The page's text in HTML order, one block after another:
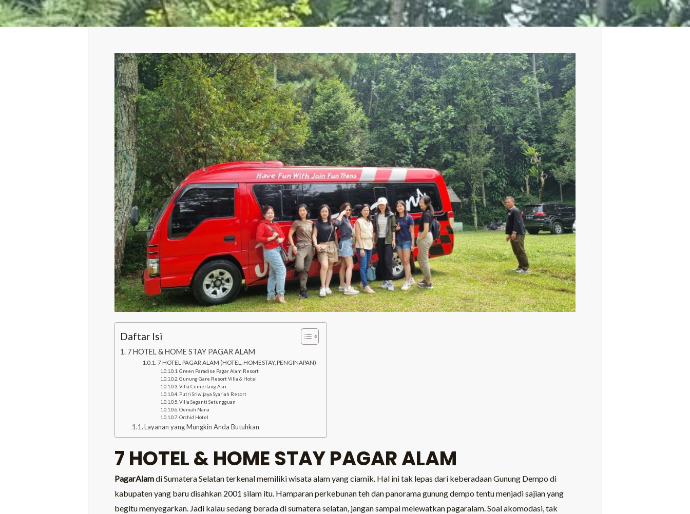
Daftar Isi
7 HOTEL & HOME STAY PAGAR ALAM
7 HOTEL PAGAR ALAM (HOTEL, HOMESTAY, PENGINAPAN)
Green Paradise Pagar Alam Resort
Gunung Gare Resort Villa & Hotel
Villa Cemerlang Asri
Putri Sriwijaya Syariah Resort
Villa Seganti Setungguan
Oemah Nana
Orchid Hotel
Layanan yang Mungkin Anda Butuhkan
7 HOTEL & HOME STAY PAGAR ALAM
PagarAlamdi Sumatera Selatan terkenal memiliki wisata alam yang ciamik. Hal ini tak lepas dari keberadaan Gunung Dempo di
kabupaten yang baru disahkan 2001 silam itu. Hamparan perkebunan teh dan panorama gunung dempo tentu menjadi sajian yang
begitu menyegarkan. Jadi kalau sedang berada di sumatera selatan, jangan sampai melewatkan pagaralam. Soal akomodasi, tak